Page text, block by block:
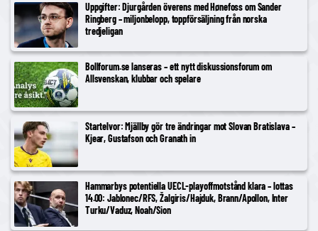
Uppgifter: Djurgården överens med Hønefoss om Sander
Ringberg – miljonbelopp, toppförsäljning från norska
tredjeligan
Bollforum.se lanseras – ett nytt diskussionsforum om
Allsvenskan, klubbar och spelare
Startelvor: Mjällby gör tre ändringar mot Slovan Bratislava –
Kjear, Gustafson och Granath in
Hammarbys potentiella UECL-playoffmotstånd klara – lottas
14.00: Jablonec/RFS, Žalgiris/Hajduk, Brann/Apollon, Inter
Turku/Vaduz, Noah/Sion